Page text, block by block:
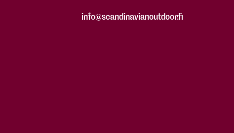
info@scandinavianoutdoor.fi